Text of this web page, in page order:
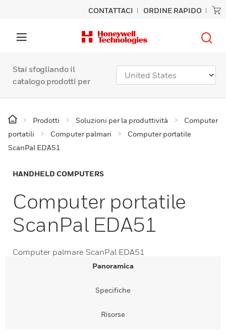
CONTATTACI ORDINE RAPIDO
Stai sfogliando il
catalogo prodotti per
Prodotti Soluzioni per la produttività
Computer
portatili
Computer palmari
Computer portatile
ScanPal EDA51
HANDHELD COMPUTERS
Computer portatile
ScanPal EDA51
Computer palmare ScanPal EDA51
Panoramica
Specifiche
Risorse